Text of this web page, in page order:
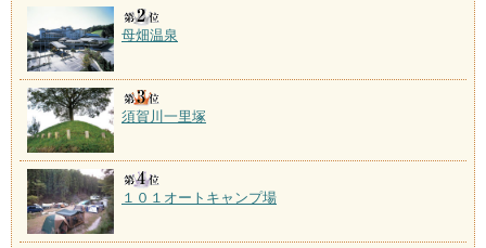
母畑温泉
須賀川一里塚
１０１オートキャンプ場